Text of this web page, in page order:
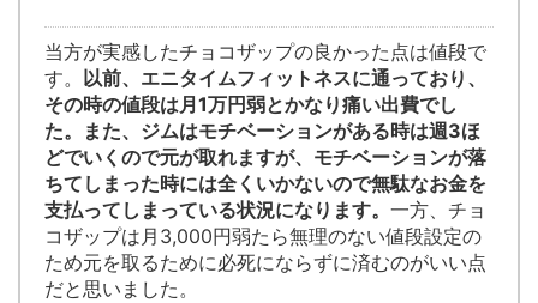
当方が実感したチョコザップの良かった点は値段で
す。 以前、エニタイムフィットネスに通っており、
その時の値段は月1万円弱とかなり痛い出費でし
た。また、ジムはモチベーションがある時は週3ほ
どでいくので元が取れますが、モチベーションが落
ちてしまった時には全くいかないので無駄なお金を
支払ってしまっている状況になります。 一方、チョ
コザップは月3,000円弱たら無理のない値段設定の
ため元を取るために必死にならずに済むのがいい点
だと思いました。